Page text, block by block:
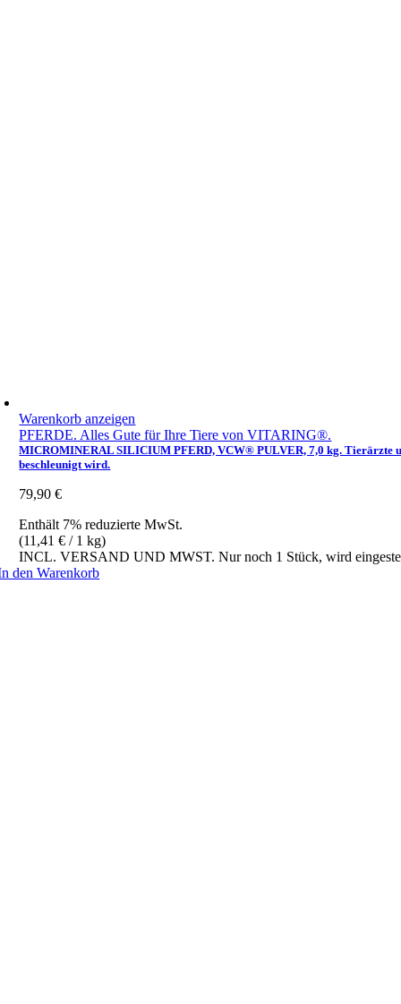
Warenkorb anzeigen
PFERDE. Alles Gute für Ihre Tiere von VITARING®.
MICROMINERAL SILICIUM PFERD, VCW® PULVER, 7,0 kg. Tierärzte
beschleunigt wird.
79,90€
Enthält 7% reduzierte MwSt.
(11,41€ / 1 kg)
INCL. VERSAND UND MWST. Nur noch 1 Stück, wird
den Warenkorb